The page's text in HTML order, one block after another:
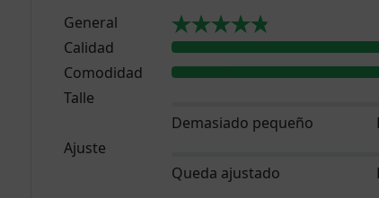
General
Calidad
Comodidad
Talle
Demasiado pequeño
Ajuste
Queda ajustado